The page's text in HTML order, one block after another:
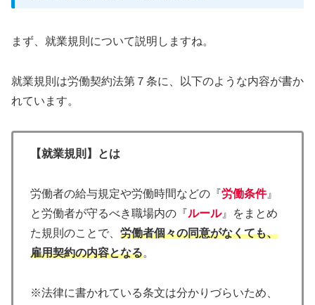
まず、就業規則について説明しますね。
就業規則は労働契約法第７条に、以下のような内容が書か
れています。
【就業規則】とは
労働者の給与規定や労働時間などの『労働条件』
と労働者が守るべき職場内の『ルール』をまとめ
た規則のことで、 労働者個々の同意がなくても、
雇用契約の内容となる。
※法律に書かれている条文は分かりづらいため、